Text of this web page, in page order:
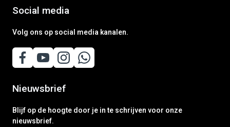
Social media
Volg ons op social media kanalen.
Nieuwsbrief
Blijf op de hoogte door je in te schrijven voor onze
nieuwsbrief.